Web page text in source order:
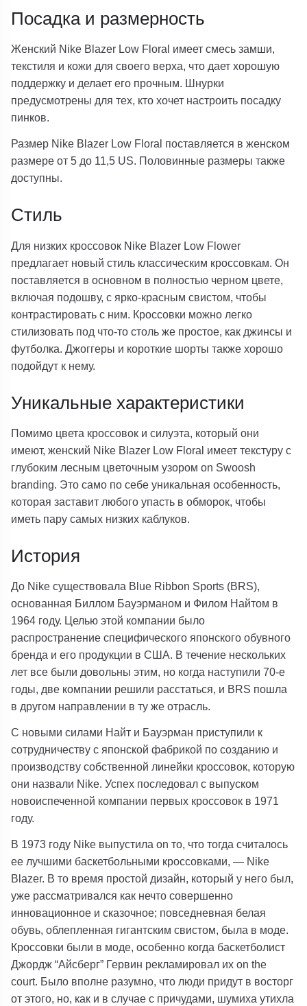
Посадка и размерность
Женский Nike Blazer Low Floral имеет смесь замши,
текстиля и кожи для своего верха, что дает хорошую
поддержку и делает его прочным. Шнурки
предусмотрены для тех, кто хочет настроить посадку
пинков.
Размер Nike Blazer Low Floral поставляется в женском
размере от 5 до 11,5 US. Половинные размеры также
доступны.
Стиль
Для низких кроссовок Nike Blazer Low Flower
предлагает новый стиль классическим кроссовкам. Он
поставляется в основном в полностью черном цвете,
включая подошву, с ярко-красным свистом, чтобы
контрастировать с ним. Кроссовки можно легко
стилизовать под что-то столь же простое, как джинсы и
футболка. Джоггеры и короткие шорты также хорошо
подойдут к нему.
Уникальные характеристики
Помимо цвета кроссовок и силуэта, который они
имеют, женский Nike Blazer Low Floral имеет текстуру с
глубоким лесным цветочным узором on Swoosh
branding. Это само по себе уникальная особенность,
которая заставит любого упасть в обморок, чтобы
иметь пару самых низких каблуков.
История
До Nike существовала Blue Ribbon Sports (BRS),
основанная Биллом Бауэрманом и Филом Найтом в
1964 году. Целью этой компании было
распространение специфического японского обувного
бренда и его продукции в США. В течение нескольких
лет все были довольны этим, но когда наступили 70-е
годы, две компании решили расстаться, и BRS пошла
в другом направлении в ту же отрасль.
С новыми силами Найт и Бауэрман приступили к
сотрудничеству с японской фабрикой по созданию и
производству собственной линейки кроссовок, которую
они назвали Nike. Успех последовал с выпуском
новоиспеченной компании первых кроссовок в 1971
году.
В 1973 году Nike выпустила on то, что тогда считалось
ее лучшими баскетбольными кроссовками, — Nike
Blazer. В то время простой дизайн, который у него был,
уже рассматривался как нечто совершенно
инновационное и сказочное; повседневная белая
обувь, облепленная гигантским свистом, была в моде.
Кроссовки были в моде, особенно когда баскетболист
Джордж “Айсберг” Гервин рекламировал их on the
court. Было вполне разумно, что люди придут в восторг
от этого, но, как и в случае с причудами, шумиха утихла